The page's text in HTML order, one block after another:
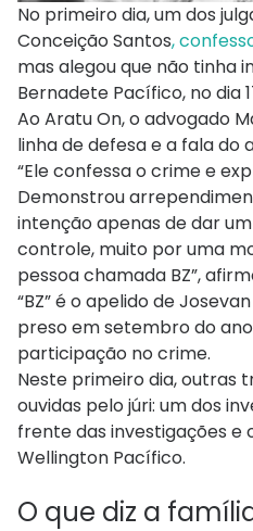
No primeiro dia, um dos
Conceição Santos,
mas alegou que não tinha
Bernadete Pacífico, no dia
Ao Aratu On, o advogado
linha de defesa e a fala do
“Ele confessa o crime e
Demonstrou
intenção apenas de dar
controle, muito por uma
pessoa chamada BZ”,
“BZ” é o apelido de
preso em setembro do
participação no crime.
Neste primeiro dia, outras
ouvidas pelo júri: um dos
frente das investigações e
Wellington Pacífico.
O que diz a